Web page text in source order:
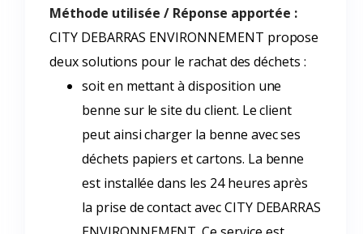
Méthode utilisée / Réponse apportée :
CITY DEBARRAS ENVIRONNEMENT propose
deux solutions pour le rachat des déchets :
soit en mettant à disposition une
benne sur le site du client. Le client
peut ainsi charger la benne avec ses
déchets papiers et cartons. La benne
est installée dans les 24 heures après
la prise de contact avec CITY DEBARRAS